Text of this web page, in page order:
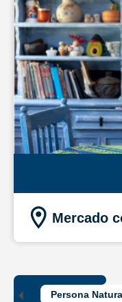
Mercado
Persona